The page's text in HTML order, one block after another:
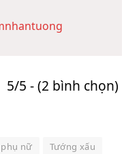
5/5 - (2 bình chọn)
nữ Tướng xấu